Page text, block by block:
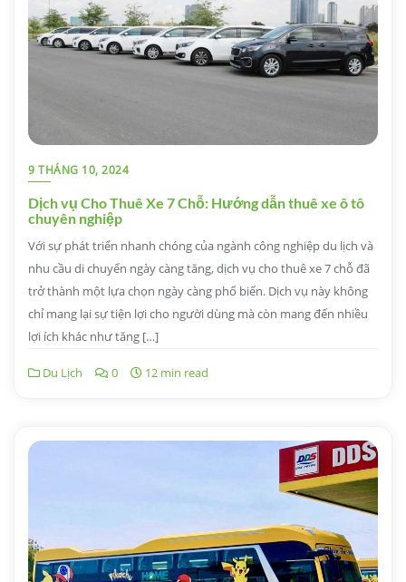
9 THÁNG 10, 2024
Dịch vụ Cho Thuê Xe 7 Chỗ: Hướng dẫn thuê xe ô tô
chuyên nghiệp
Với sự phát triển nhanh chóng của ngành công nghiệp du lịch và
nhu cầu di chuyển ngày càng tăng, dịch vụ cho thuê xe 7 chỗ đã
trở thành một lựa chọn ngày càng phổ biến. Dịch vụ này không
chỉ mang lại sự tiện lợi cho người dùng mà còn mang đến nhiều
lợi ích khác như tăng […]
Du Lịch 0 12 min read